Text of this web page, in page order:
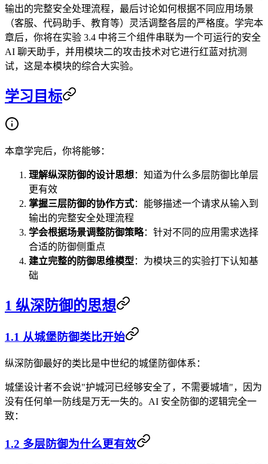
输出的完整安全处理流程，最后讨论如何根据不同应用场景
（客服、代码助手、教育等）灵活调整各层的严格度。学完本
章后，你将在实验 3.4 中将三个组件串联为一个可运行的安全
AI 聊天助手，并用模块二的攻击技术对它进行红蓝对抗测
试，这是本模块的综合大实验。
学习目标
本章学完后，你将能够：
理解纵深防御的设计思想：知道为什么多层防御比单层
更有效
掌握三层防御的协作方式：能够描述一个请求从输入到
输出的完整安全处理流程
学会根据场景调整防御策略：针对不同的应用需求选择
合适的防御侧重点
建立完整的防御思维模型：为模块三的实验打下认知基
础
1 纵深防御的思想
1.1 从城堡防御类比开始
纵深防御最好的类比是中世纪的城堡防御体系：
城堡设计者不会说"护城河已经够安全了，不需要城墙"，因为
没有任何单一防线是万无一失的。AI 安全防御的逻辑完全一
致：
1.2 多层防御为什么更有效